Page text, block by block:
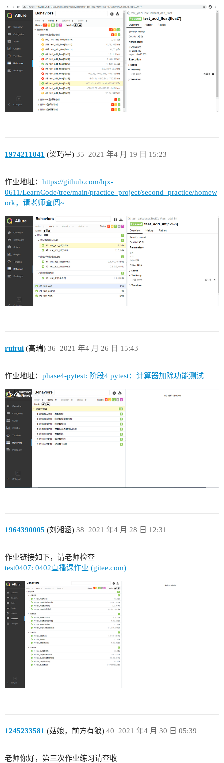
1974211041 (梁巧星) 2021 年4 月 19 日 15:23
35
作业地址： https://github.com/lqx-
0611/LearnCode/tree/main/practice_project/second_practice/homew
ork，请老师查阅~
ruirui (高瑞) 2021 年4 月 26 日 15:43
36
作业地址： phase4-pytest: 阶段4 pytest：计算器加除功能测试
1964390005 (刘湘涵) 2021 年4 月 28 日 12:31
38
作业链接如下，请老师检查
test0407: 0402直播课作业 (gitee.com)
1245233581 (菇娘，前方有狼) 2021 年4 月 30 日 05:39
40
老师你好，第三次作业练习请查收